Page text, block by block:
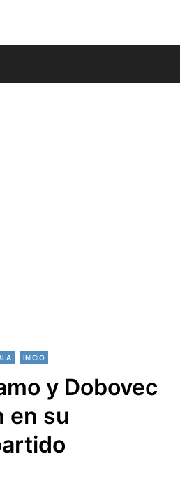
INICIO
y Dobovec
en su